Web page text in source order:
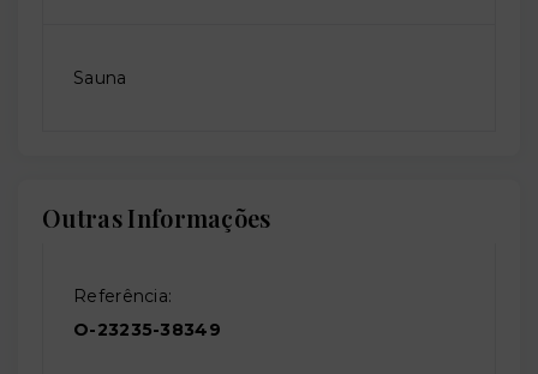
Sauna
Outras Informações
Referência:
O-23235-38349